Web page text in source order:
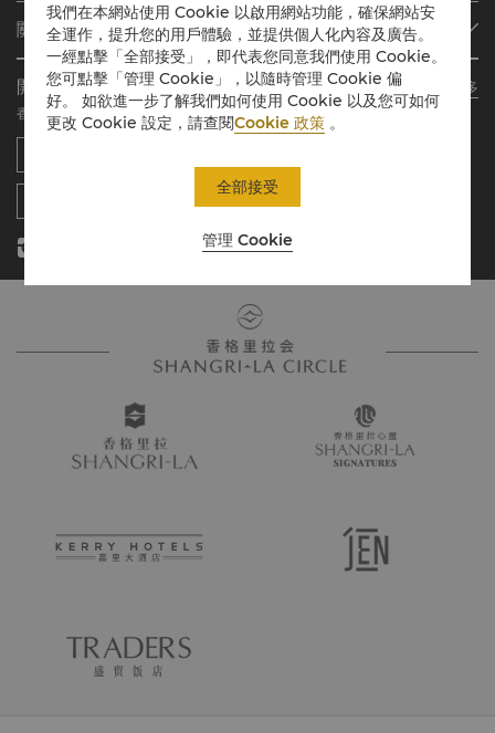
會議與宴會
餐廳與酒吧
會員計劃概述
加入香格里拉會
我的賬戶
常見問題
聯絡我們
關於香格里拉集團
關於我們
我們的酒店品牌
香格里拉中心
聯繫方式
投資諮詢
職業發展
企業社會責任
開啓無限精彩
了解更多
香格里拉移動應用
我們在本網站使用 Cookie 以啟用網站功能，確保網站安
全運作，提升您的用戶體驗，並提供個人化內容及廣告。
一經點擊「全部接受」，即代表您同意我們使用 Cookie。
您可點擊「管理 Cookie」，以隨時管理 Cookie 偏
好。 如欲進一步了解我們如何使用 Cookie 以及您可如何
更改 Cookie 設定，請查閱Cookie 政策 。
管理 Cookie
全部接受